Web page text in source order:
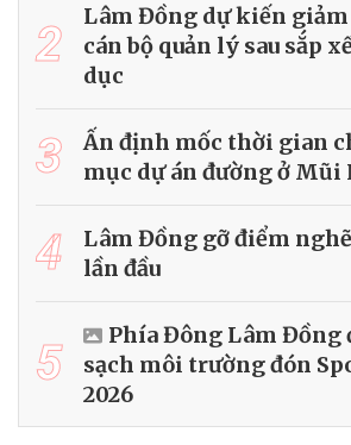
2
Lâm Đồng dự kiến giảm
cán bộ quản lý sau sắp
dục
3
Ấn định mốc thời gian
mục dự án đường ở Mũi
4
Lâm Đồng gỡ điểm
lần đầu
5
Phía Đông Lâm Đồng
sạch môi trường đón
2026